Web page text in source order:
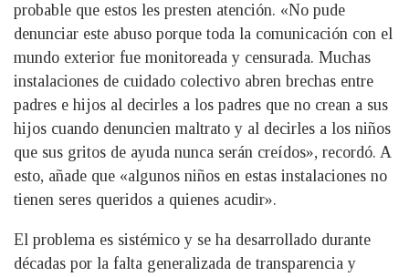
probable que estos les presten atención. «No pude
denunciar este abuso porque toda la comunicación con el
mundo exterior fue monitoreada y censurada. Muchas
instalaciones de cuidado colectivo abren brechas entre
padres e hijos al decirles a los padres que no crean a sus
hijos cuando denuncien maltrato y al decirles a los niños
que sus gritos de ayuda nunca serán creídos», recordó. A
esto, añade que «algunos niños en estas instalaciones no
tienen seres queridos a quienes acudir».
El problema es sistémico y se ha desarrollado durante
décadas por la falta generalizada de transparencia y